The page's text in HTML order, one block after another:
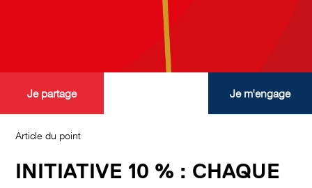
Article du point
INITIATIVE 10 % : CHAQUE
Je partage Je m'engage